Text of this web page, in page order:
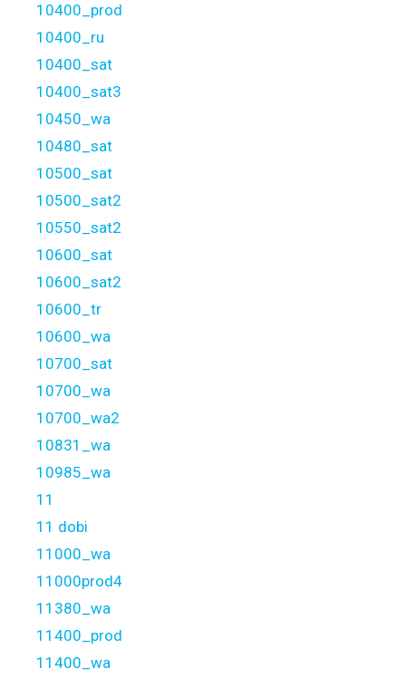
10400_prod
10400_ru
10400_sat
10400_sat3
10450_wa
10480_sat
10500_sat
10500_sat2
10550_sat2
10600_sat
10600_sat2
10600_tr
10600_wa
10700_sat
10700_wa
10700_wa2
10831_wa
10985_wa
11
11 dobi
11000_wa
11000prod4
11380_wa
11400_prod
11400_wa